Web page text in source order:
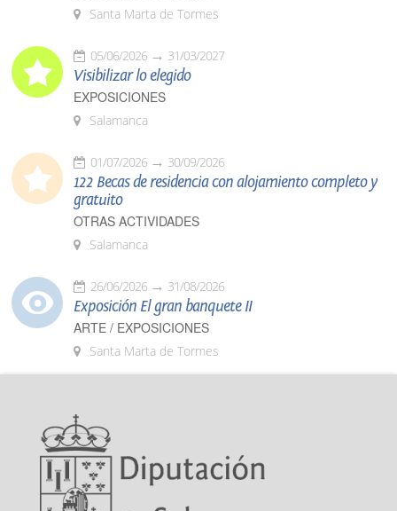
Santa Marta de Tormes
05/06/2026 31/03/2027
Visibilizar lo elegido
EXPOSICIONES
Salamanca
01/07/2026 30/09/2026
122 Becas de residencia con alojamiento completo y
gratuito
OTRAS ACTIVIDADES
Salamanca
26/06/2026 31/08/2026
Exposición El gran banquete II
ARTE / EXPOSICIONES
Santa Marta de Tormes